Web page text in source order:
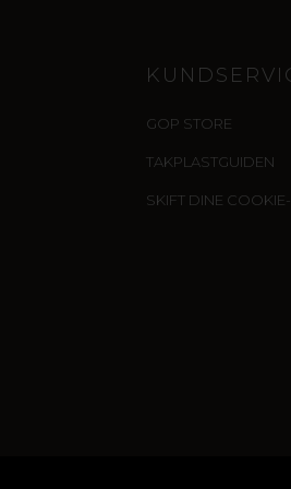
GOP STORE
TAKPLASTGUIDEN
SKIFT DINE